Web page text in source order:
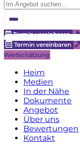
Termin vereinbaren
Termin vereinbaren
Wertschätzung
Heim
Medien
In der Nähe
Dokumente
Angebot
Über uns
Bewertungen
Kontakt